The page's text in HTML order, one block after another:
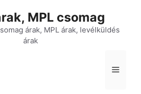
MPL csomag
árak, MPL árak, levélküldés
árak
Menü